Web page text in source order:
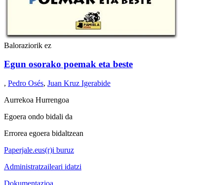
Baloraziorik ez
Egun osorako poemak eta beste
, Pedro Osés, Juan Kruz Igerabide
Aurrekoa Hurrengoa
Egoera ondo bidali da
Errorea egoera bidaltzean
Paperjale.eus(r)i buruz
Administratzaileari idatzi
Dokumentazioa